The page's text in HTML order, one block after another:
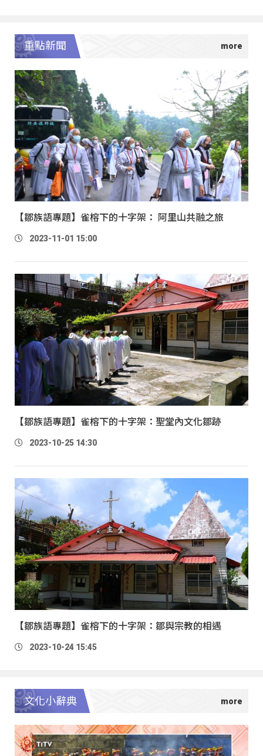
重點新聞
【鄒族語專題】雀榕下的十字架： 阿里山共融之旅
2023-11-01 15:00
【鄒族語專題】雀榕下的十字架：聖堂內文化鄒跡
2023-10-25 14:30
【鄒族語專題】雀榕下的十字架：鄒與宗教的相遇
2023-10-24 15:45
文化小辭典